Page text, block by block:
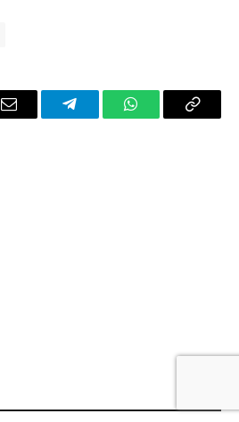
Email TelegramWhatsAppCopy